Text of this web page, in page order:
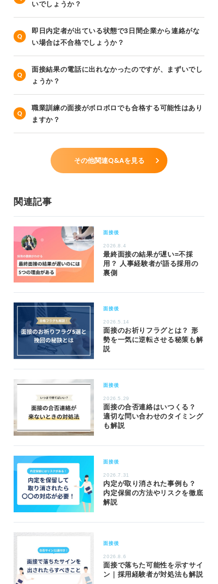
いでしょうか？
即日内定者が出ている状態で3日間企業から連絡がな
い場合は不合格でしょうか？
面接結果の電話に出れなかったのですが、まずいでし
ょうか？
職業訓練の面接がボロボロでも合格する可能性はあり
ますか？
その他関連Q&Aを見る
関連記事
面接後
2026.8.4
最終面接の結果が遅い=不採
用？ 人事経験者が語る採用の
裏側
面接後
2026.5.14
面接のお祈りフラグとは？ 形
勢を一気に逆転させる秘策も解
説
面接後
2026.5.29
面接の合否連絡はいつくる？
適切な問い合わせのタイミング
も解説
面接後
2026.7.31
内定が取り消された事例も？
内定保留の方法やリスクを徹底
解説
面接後
2026.8.6
面接で落ちた可能性を示すサイ
ン｜採用経験者が対処法も解説